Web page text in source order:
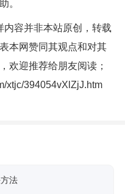
。
内容并非本站原创，转载
本网赞同其观点和对其
欢迎推荐给朋友阅读；
xtjc/394054vXlZjJ.htm
法